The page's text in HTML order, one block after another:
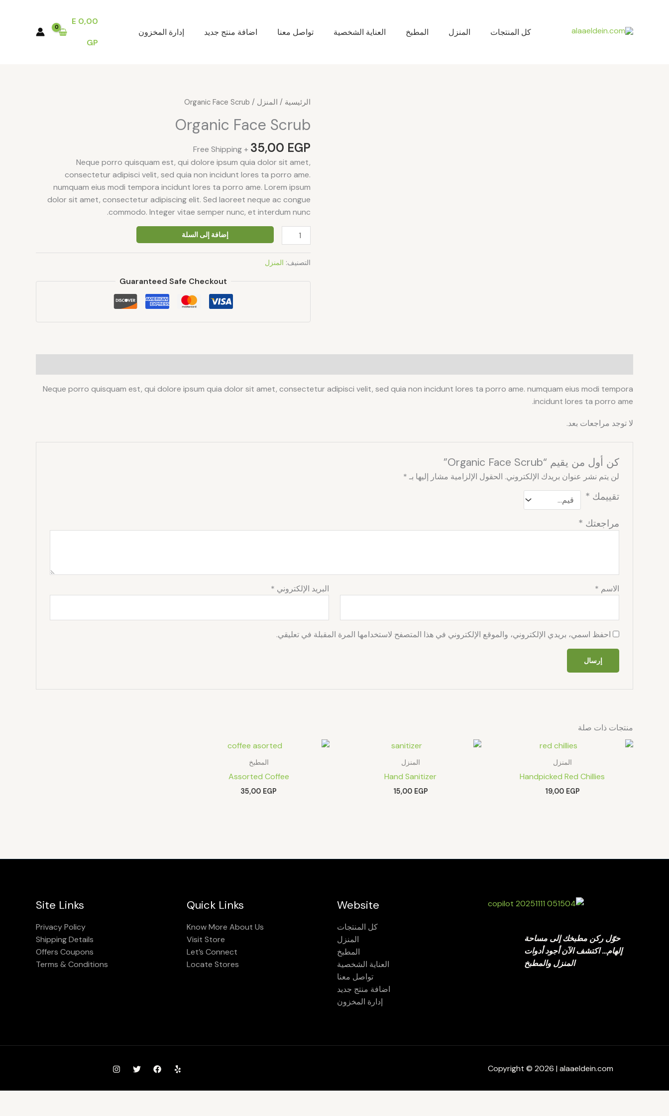
كل المنتجات المنزل المطبخ العناية الشخصية تواصل معنا اضافة منتج جديد إدارة المخزون
0,00
E
GP
الرئيسية / المنزل / Organic Face Scrub
Organic Face Scrub
35,00 EGP
+ Free Shipping
Neque porro quisquam est, qui dolore ipsum quia dolor sit amet,
consectetur adipisci velit, sed quia non incidunt lores ta porro ame.
numquam eius modi tempora incidunt lores ta porro ame. Lorem ipsum
dolor sit amet, consectetur adipiscing elit. Sed laoreet neque ac congue
commodo. Integer vitae semper nunc, et interdum nunc.
كمية
Face
إضافة إلى السلة
التصنيف: المنزل
Guaranteed Safe Checkout
Neque porro quisquam est, qui dolore ipsum quia dolor sit amet, consectetur adipisci velit, sed quia non incidunt lores ta porro ame. numquam eius modi tempora
incidunt lores ta porro ame.
لا توجد مراجعات بعد.
كن أول من يقيم “Organic Face Scrub”
لن يتم نشر عنوان بريدك الإلكتروني. الحقول الإلزامية مشار إليها بـ *
تقييمك *
مراجعتك *
الاسم * البريد الإلكتروني *
احفظ اسمي، بريدي الإلكتروني، والموقع الإلكتروني في هذا المتصفح لاستخدامها المرة المقبلة في تعليقي.
منتجات ذات صلة
المنزل
Handpicked Red Chillies
19,00 EGP
المنزل
Hand Sanitizer
15,00 EGP
المطبخ
Assorted Coffee
35,00 EGP
حوّل ركن مطبخك إلى مساحة
إلهام… اكتشف الآن أجود أدوات
المنزل والمطبخ
Website
كل المنتجات
المنزل
المطبخ
العناية الشخصية
تواصل معنا
اضافة منتج جديد
إدارة المخزون
Quick Links
Know More About Us
Visit Store
Let’s Connect
Locate Stores
Site Links
Privacy Policy
Shipping Details
Offers Coupons
Terms & Conditions
Copyright © 2026 | alaaeldein.com